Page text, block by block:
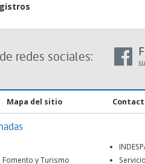
redes sociales:
Mapa del sitio
y Turismo